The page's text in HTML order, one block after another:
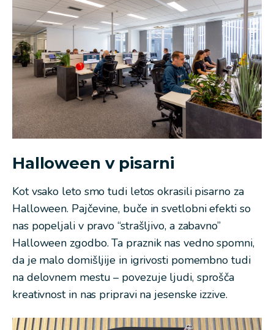
Halloween v pisarni
Kot vsako leto smo tudi letos okrasili pisarno za
Halloween. Pajčevine, buče in svetlobni efekti so
nas popeljali v pravo “strašljivo, a zabavno”
Halloween zgodbo. Ta praznik nas vedno spomni,
da je malo domišljije in igrivosti pomembno tudi
na delovnem mestu – povezuje ljudi, sprošča
kreativnost in nas pripravi na jesenske izzive.